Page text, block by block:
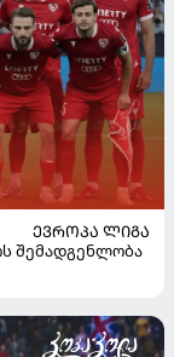
ᲔᲕᲠᲝᲞᲐ ᲚᲘᲒᲐ
შემადგენლობა